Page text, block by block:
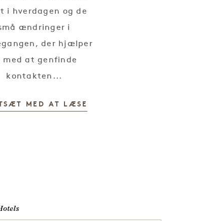
i hverdagen og de
ændringer i
der hjælper
med at genfinde
kontakten...
MED AT LÆSE